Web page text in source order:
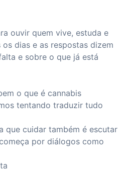
ouvir quem vive, estuda e
dias e as respostas dizem
e sobre o que já está
o que é cannabis
tentando traduzir tudo
que cuidar também é escutar
por diálogos como